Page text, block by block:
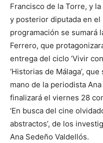
Francisco de la Torre, y
y posterior diputada en el
programación se sumará
Ferrero, que
entrega del ciclo ‘Vivir
‘Historias de Málaga’,
mano de la periodista
finalizará el viernes 28
‘En busca del cine
abstractos’, de los
Ana Sedeño Valdellós.